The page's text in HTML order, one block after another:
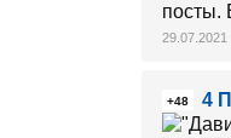
посты.
29.07.2021
+48 4